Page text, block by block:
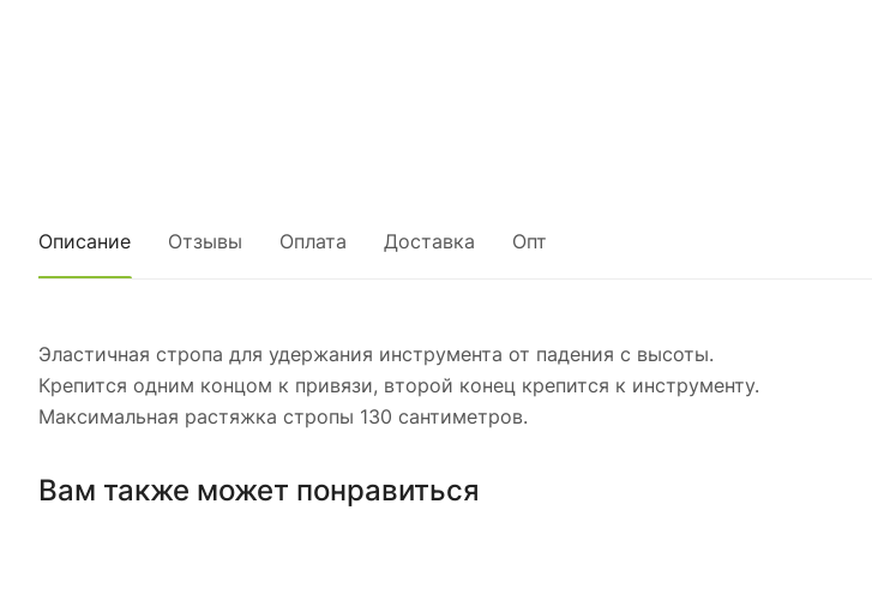
Описание Отзывы Оплата Доставка Опт
Эластичная стропа для удержания инструмента от падения с высоты.
Крепится одним концом к привязи, второй конец крепится к инструменту.
Максимальная растяжка стропы 130 сантиметров.
Вам также может понравиться